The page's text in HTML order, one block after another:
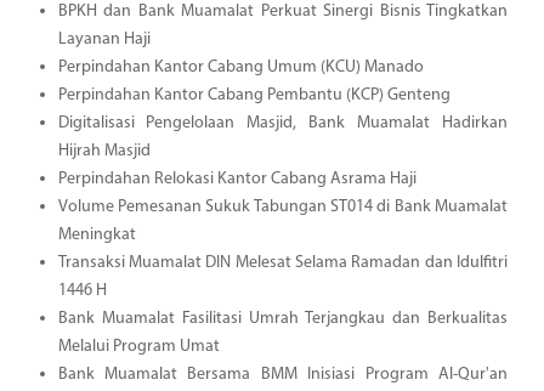
BPKH dan Bank Muamalat Perkuat Sinergi Bisnis Tingkatkan
Layanan Haji
Perpindahan Kantor Cabang Umum (KCU) Manado
Perpindahan Kantor Cabang Pembantu (KCP) Genteng
Digitalisasi Pengelolaan Masjid, Bank Muamalat Hadirkan
Hijrah Masjid
Perpindahan Relokasi Kantor Cabang Asrama Haji
Volume Pemesanan Sukuk Tabungan ST014 di Bank Muamalat
Meningkat
Transaksi Muamalat DIN Melesat Selama Ramadan dan Idulfitri
1446 H
Bank Muamalat Fasilitasi Umrah Terjangkau dan Berkualitas
Melalui Program Umat
Bank Muamalat Bersama BMM Inisiasi Program Al-Qur'an